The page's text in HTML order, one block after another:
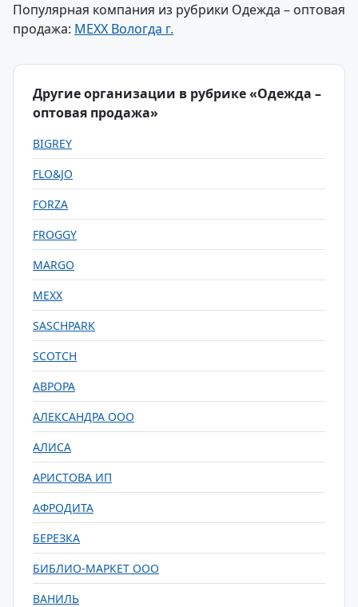
Популярная компания из рубрики Одежда – оптовая
продажа: MEXX Вологда г.
Другие организации в рубрике «Одежда –
оптовая продажа»
BIGREY
FLO&JO
FORZA
FROGGY
MARGO
MEXX
SASCHPARK
SCOTCH
АВРОРА
АЛЕКСАНДРА ООО
АЛИСА
АРИСТОВА ИП
АФРОДИТА
БЕРЕЗКА
БИБЛИО-МАРКЕТ ООО
ВАНИЛЬ